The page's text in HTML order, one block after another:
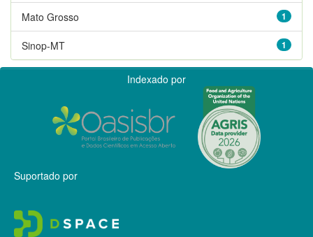
1
Mato Grosso
1
Sinop-MT
Indexado por
Suportado por